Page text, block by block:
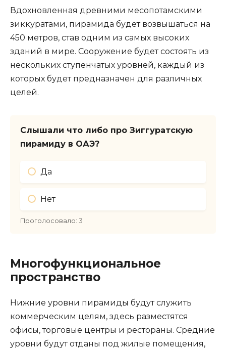
Вдохновленная древними месопотамскими
зиккуратами, пирамида будет возвышаться на
450 метров, став одним из самых высоких
зданий в мире. Сооружение будет состоять из
нескольких ступенчатых уровней, каждый из
которых будет предназначен для различных
целей.
Слышали что либо про Зиггуратскую
пирамиду в ОАЭ?
Да
Нет
Проголосовало: 3
Многофункциональное
пространство
Нижние уровни пирамиды будут служить
коммерческим целям, здесь разместятся
офисы, торговые центры и рестораны. Средние
уровни будут отданы под жилые помещения,